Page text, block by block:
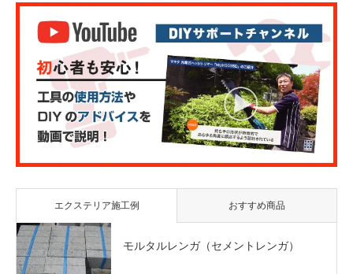
エクステリア施工例 おすすめ商品
モルタルレンガ（セメントレンガ）